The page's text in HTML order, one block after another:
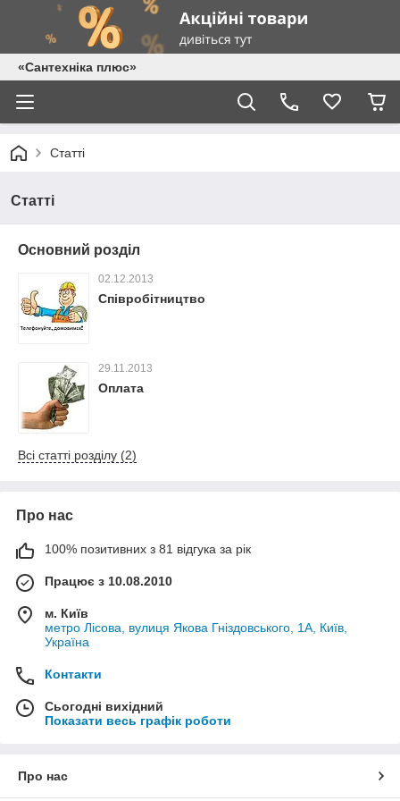
«Сантехніка плюс»
Статті
Статті
Основний розділ
02.12.2013
Співробітництво
29.11.2013
Оплата
Всі статті розділу (2)
Про нас
100% позитивних з 81 відгука за рік
Працює з 10.08.2010
м. Київ
метро Лісова, вулиця Якова Гніздовського, 1А, Київ,
Україна
Контакти
Сьогодні вихідний
Показати весь графік роботи
Про нас